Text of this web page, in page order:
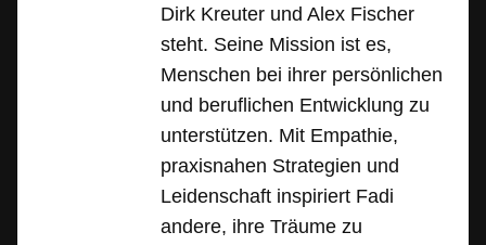
Dirk Kreuter und Alex Fischer
steht. Seine Mission ist es,
Menschen bei ihrer persönlichen
und beruflichen Entwicklung zu
unterstützen. Mit Empathie,
praxisnahen Strategien und
Leidenschaft inspiriert Fadi
andere, ihre Träume zu